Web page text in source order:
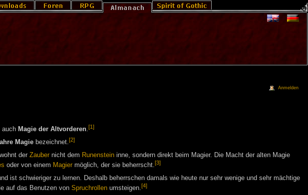
auch Magie der Altvorderen.[1]
Magiebezeichnet.[2]
der Zaubernicht dem Runensteininne, sondern direkt beim Magier. Die Macht der alten Magie
oder von einem Magiermöglich, der sie beherrscht.[3]
ist schwieriger zu lernen. Deshalb beherrschen damals wie heute nur sehr wenige und sehr mächtige
auf das Benutzen von Spruchrollenumsteigen. [4]
Anmelden